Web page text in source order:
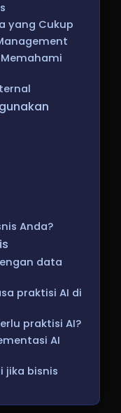
yang Cukup
Anda?
data
praktisi AI di
praktisi AI?
AI
jika bisnis